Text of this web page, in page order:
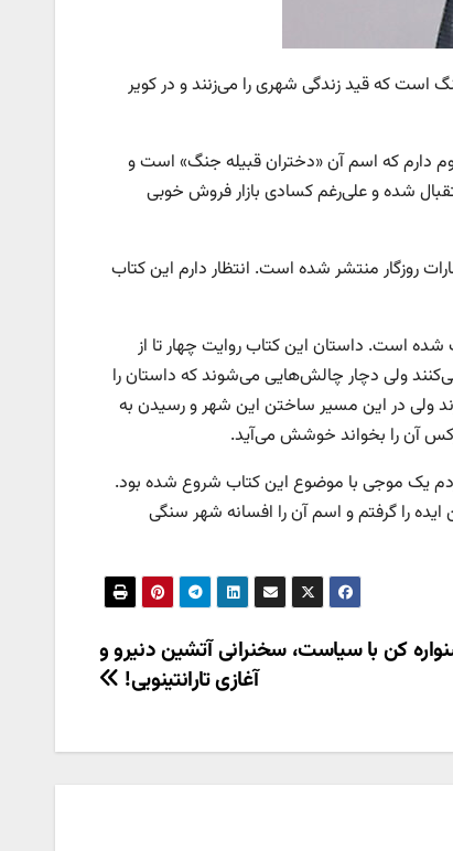
است که قید زندگی شهری را می‌زنند و در کویر
دارم که اسم آن «دختران قبیله جنگ» است و
شده و علی‌رغم کسادی بازار فروش خوبی
روزگار منتشر شده است. انتظار دارم این کتاب
کتاب را سال ۹۵ نوشتم ولی امسال چاپ شده است. داستان این کتاب روایت چهار تا از
ولی دچار چالش‌هایی می‌شوند که داستان را
ولی در این مسیر ساختن این شهر و رسیدن به
آن را بخواند خوشش می‌آید.
کتاب را نوشتم، احساس کردم یک موجی با موضوع این کتاب شروع شده بود.
را گرفتم و اسم آن را افسانه شهر سنگی
کن با سیاست، سخنرانی آتشین دنیرو و
آغازی تارانتینویی!